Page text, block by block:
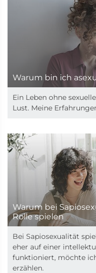
Warum bin ich
Ein Leben ohne
Lust. Meine
Warum bei
Rolle spielen
Bei Sapiosexualität
eher auf einer
funktioniert, möchte
erzählen.